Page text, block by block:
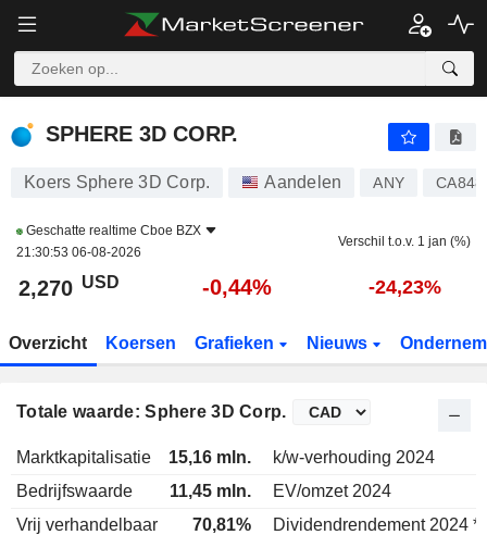
SPHERE 3D CORP.
SPHERE 3D CORP.
Koers Sphere 3D Corp. Aandelen ANY
Geschatte realtime Cboe BZX
21:30:53 06-08-2026
Verschil t.o.v. 1 jan (%)
2,270 USD -0,44% -24,23%
Overzicht Koersen Grafieken Nieuws
Totale waarde: Sphere 3D Corp.
Marktkapitalisatie 15,16 mln.
k/w-verhouding 2024
Bedrijfswaarde
11,45 mln.
EV/omzet 2024
Vrij verhandelbaar
70,81% Dividendrendement 2024 *